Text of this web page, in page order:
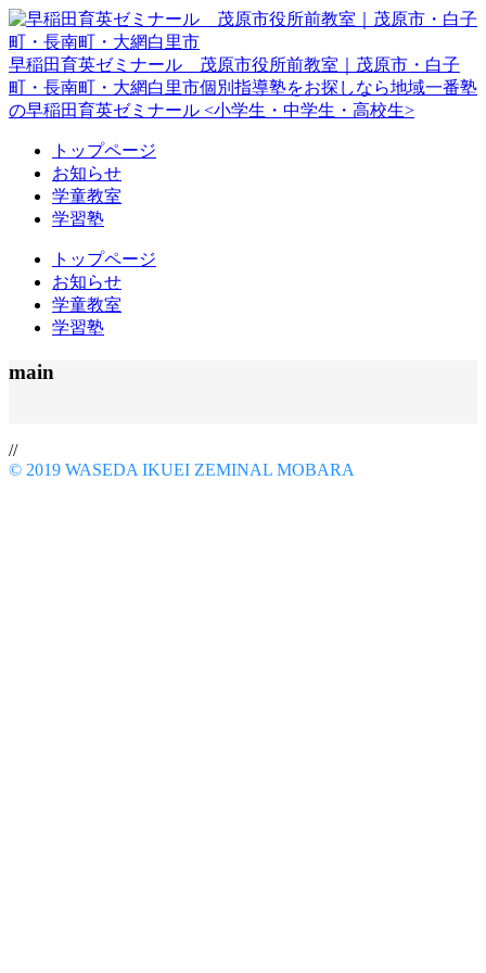
早稲田育英ゼミナール 茂原市役所前教室｜茂原市・白子
町・長南町・大網白里市個別指導塾をお探しなら地域一番塾
の早稲田育英ゼミナール <小学生・中学生・高校生>
トップページ
お知らせ
学童教室
学習塾
トップページ
お知らせ
学童教室
学習塾
main
//
© 2019 WASEDA IKUEI ZEMINAL MOBARA